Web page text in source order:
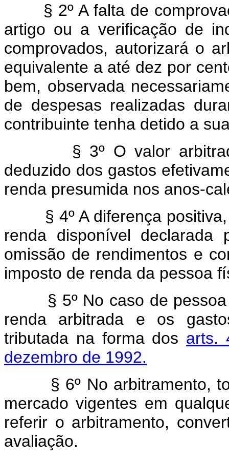
§ 2º A falta de
artigo ou a verificação de
comprovados, autorizará o
equivalente a até dez por
bem, observada
de despesas realizadas
contribuinte tenha detido a
§ 3º O valor
deduzido dos gastos
renda presumida nos anos-
§ 4º A diferença
renda disponível declarada
omissão de rendimentos e
imposto de renda da pessoa
§ 5º No caso de
renda arbitrada e os
tributada na forma dos arts.
dezembro de 1992.
§ 6º No arbitramento,
mercado vigentes em
referir o arbitramento,
avaliação.